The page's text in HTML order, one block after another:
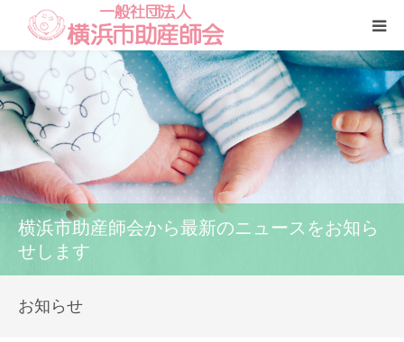
横浜市助産師会から最新のニュースをお知ら
せします
お知らせ
Home
本会
助産師一覧
養成講座